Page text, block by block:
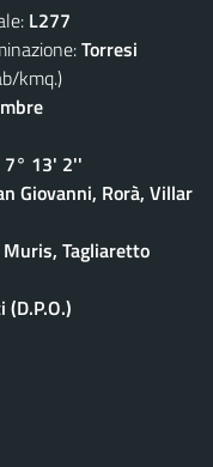
L277
Torresi
kmq.)
7° 13' 2''
Giovanni, Rorà, Villar
Tagliaretto